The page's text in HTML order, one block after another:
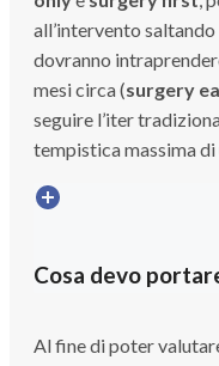
all’intervento
dovranno
mesi circa (surgery
seguire l’iter
tempistica massima
Cosa devo
Al fine di poter